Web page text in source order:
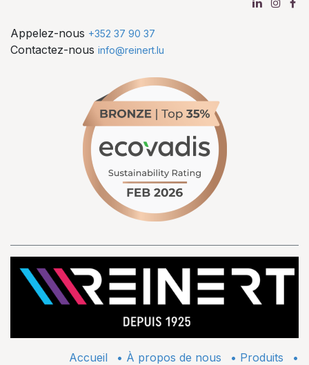
Appelez-nous +352 37 90 37
Contactez-nous info@reinert.lu
Accueil • À propos de nous • ​Produits •